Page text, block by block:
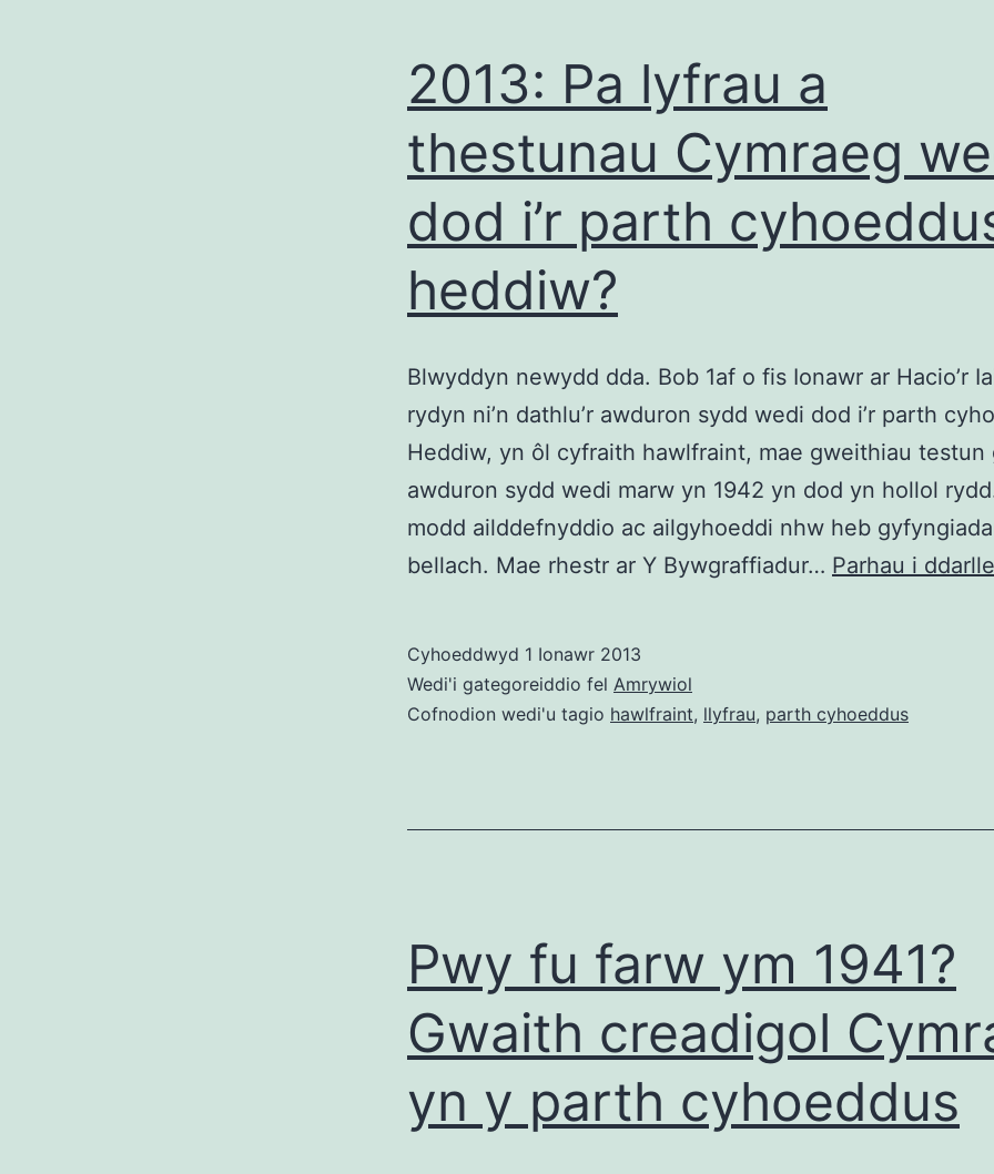
2013: Pa lyfrau a
thestunau Cymraeg
dod i’r parth
heddiw?
Blwyddyn newydd dda. Bob 1af o fis Ionawr ar Hacio’r
rydyn ni’n dathlu’r awduron sydd wedi dod i’r parth
Heddiw, yn ôl cyfraith hawlfraint, mae gweithiau testun
awduron sydd wedi marw yn 1942 yn dod yn hollol
modd ailddefnyddio ac ailgyhoeddi nhw heb
bellach. Mae rhestr ar Y Bywgraffiadur… Parhau i
Cyhoeddwyd 1 Ionawr 2013
Wedi'i gategoreiddio fel Amrywiol
Cofnodion wedi'u tagio hawlfraint, llyfrau, parth cyhoeddus
Pwy fu farw ym 1941?
Gwaith creadigol
yn y parth cyhoeddus